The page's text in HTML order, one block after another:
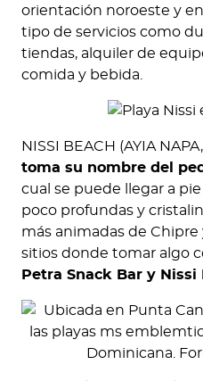
orientación noroeste y
tipo de servicios como
tiendas, alquiler de
comida y bebida.
NISSI BEACH (AYIA
toma su nombre del
cual se puede llegar a
poco profundas y
más animadas de
sitios donde tomar algo
Petra Snack Bar y Nissi